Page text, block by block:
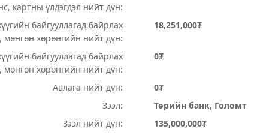
картны үлдэгдэл нийт дүн:
байгууллагад байрлах
мөнгөн хөрөнгийн нийт дүн:
18,251,000₮
байгууллагад байрлах
мөнгөн хөрөнгийн нийт дүн:
0₮
Авлага нийт дүн:
0₮
Зээл:
Төрийн банк, Голомт
Зээл нийт дүн:
135,000,000₮